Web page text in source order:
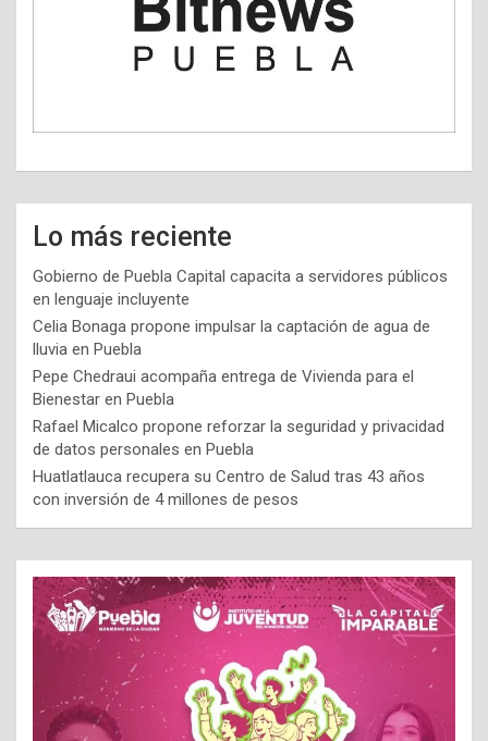
Lo más reciente
Gobierno de Puebla Capital capacita a servidores públicos
en lenguaje incluyente
Celia Bonaga propone impulsar la captación de agua de
lluvia en Puebla
Pepe Chedraui acompaña entrega de Vivienda para el
Bienestar en Puebla
Rafael Micalco propone reforzar la seguridad y privacidad
de datos personales en Puebla
Huatlatlauca recupera su Centro de Salud tras 43 años
con inversión de 4 millones de pesos